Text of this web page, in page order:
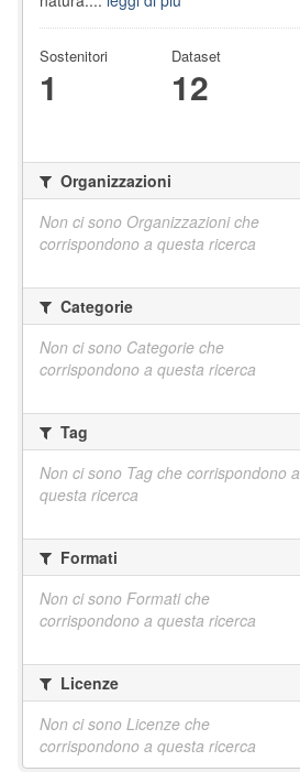
Sostenitori
1
Dataset
12
Organizzazioni
Non ci sono Organizzazioni che
corrispondono a questa ricerca
Categorie
Non ci sono Categorie che
corrispondono a questa ricerca
Tag
Non ci sono Tag che corrispondono a
questa ricerca
Formati
Non ci sono Formati che
corrispondono a questa ricerca
Licenze
Non ci sono Licenze che
corrispondono a questa ricerca